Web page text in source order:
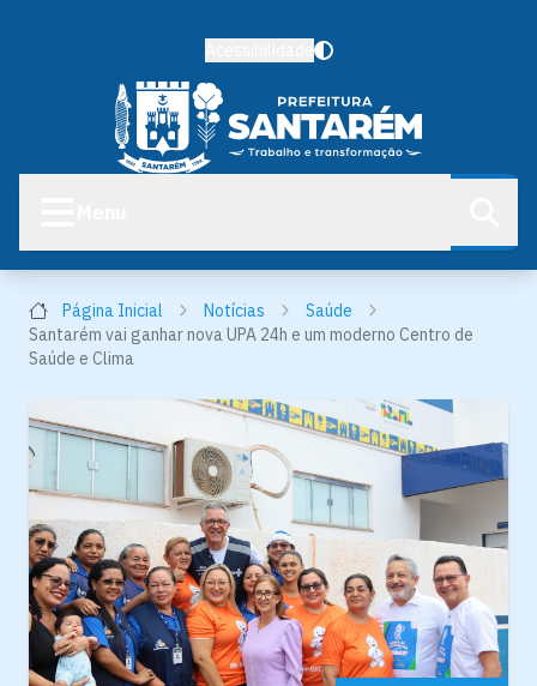
Página Inicial Notícias
Saúde
Santarém vai ganhar nova UPA 24h e um moderno Centro de
Saúde e Clima